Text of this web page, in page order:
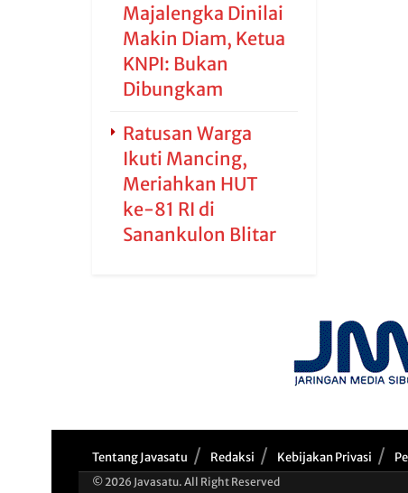
Majalengka Dinilai
Makin Diam, Ketua
KNPI: Bukan
Dibungkam
Ratusan Warga
Ikuti Mancing,
Meriahkan HUT
ke-81 RI di
Sanankulon Blitar
Tentang Javasatu Redaksi Kebijakan Privasi
© 2026 Javasatu. All Right Reserved